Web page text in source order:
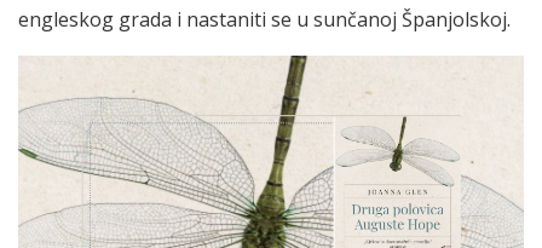
engleskog grada i nastaniti se u sunčanoj Španjolskoj.